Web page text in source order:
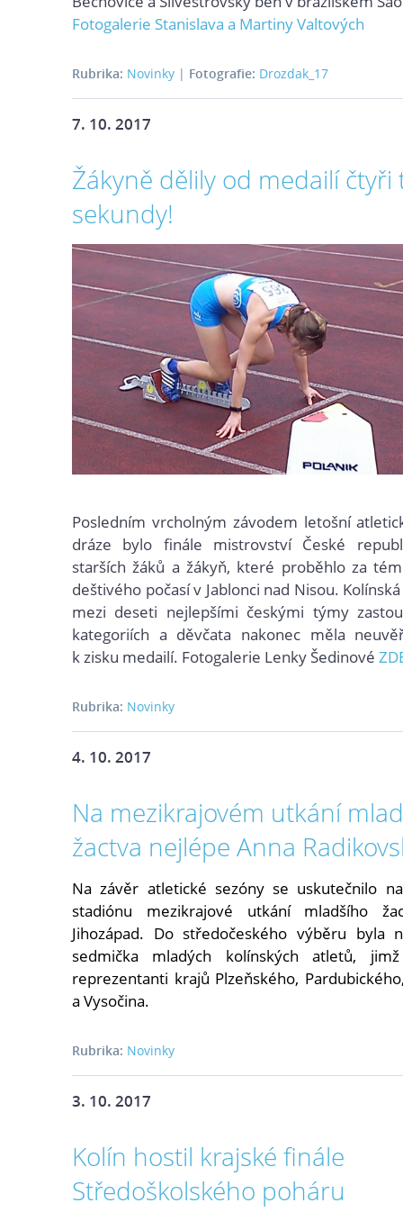
Fotogalerie Stanislava a Martiny Valtových
Rubrika: Novinky | Fotografie: Drozdak_17
7. 10. 2017
Žákyně dělily od medailí čtyři
sekundy!
Posledním vrcholným závodem letošní
dráze bylo finále mistrovství České
starších žáků a žákyň, které proběhlo za
deštivého počasí v Jablonci nad Nisou.
mezi deseti nejlepšími českými týmy
kategoriích a děvčata nakonec měla
k zisku medailí. Fotogalerie Lenky Šedinové
Rubrika: Novinky
4. 10. 2017
Na mezikrajovém utkání
žactva nejlépe Anna
Na závěr atletické sezóny se uskutečnilo
stadiónu mezikrajové utkání mladšího
Jihozápad. Do středočeského výběru byla
sedmička mladých kolínských atletů,
reprezentanti krajů Plzeňského,
a Vysočina.
Rubrika: Novinky
3. 10. 2017
Kolín hostil krajské finále
Středoškolského poháru